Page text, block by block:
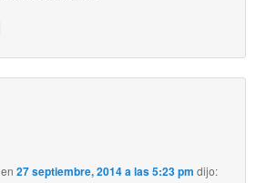
en27 septiembre, 2014 a las 5:23 pm dijo: